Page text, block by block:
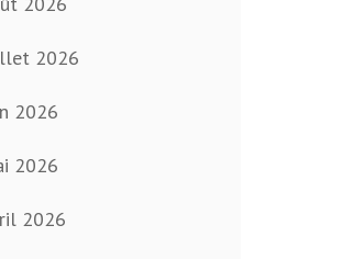
2026
2026
2026
2026